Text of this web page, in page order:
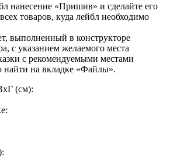
нанесение «Пришив» и сделайте его
товаров, куда лейбл необходимо
выполненный в конструкторе
с указанием желаемого места
с рекомендуемыми местами
на вкладке «Файлы».
(см):